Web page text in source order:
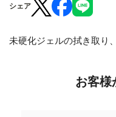
シェア
未硬化ジェルの拭き取り
お客様